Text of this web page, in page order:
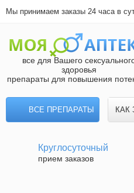
Мы принимаем заказы 24 часа в
все для Вашего
здоровья
препараты для повышения
ВСЕ ПРЕПАРАТЫ КАК
Круглосуточный
прием заказов